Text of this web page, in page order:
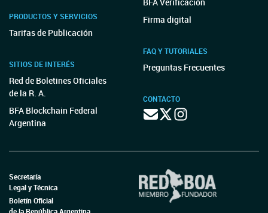
PRODUCTOS Y SERVICIOS
Tarifas de Publicación
SITIOS DE INTERÉS
Red de Boletines Oficiales
de la R. A.
BFA Blockchain Federal
Argentina
Firma digital
FAQ Y TUTORIALES
Preguntas Frecuentes
CONTACTO
Secretaría
Legal y Técnica
Boletín Oficial
de la República Argentina